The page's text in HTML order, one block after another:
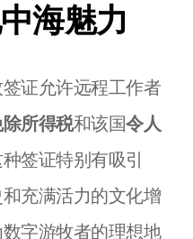
海魅力
证允许远程工作者
所得税和该国令人
签证特别有吸引
充满活力的文化增
字游牧者的理想地